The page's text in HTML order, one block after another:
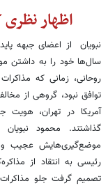
اظهار
نبویان از اعضای جبهه
سال‌ها خود را به داشتن
روحانی، زمانی که
توافق نبود، گروهی از
آمریکا در تهران، هویت
گذاشتند. محمود
موضع‌گیری‌هایش عجیب و
رئیسی به انتقاد از
تصمیم‌ گرفت جلو